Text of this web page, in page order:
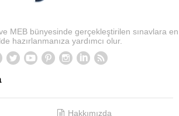
MEB bünyesinde gerçekleştirilen sınavlara en
hazırlanmanıza yardımcı olur.
Hakkımızda